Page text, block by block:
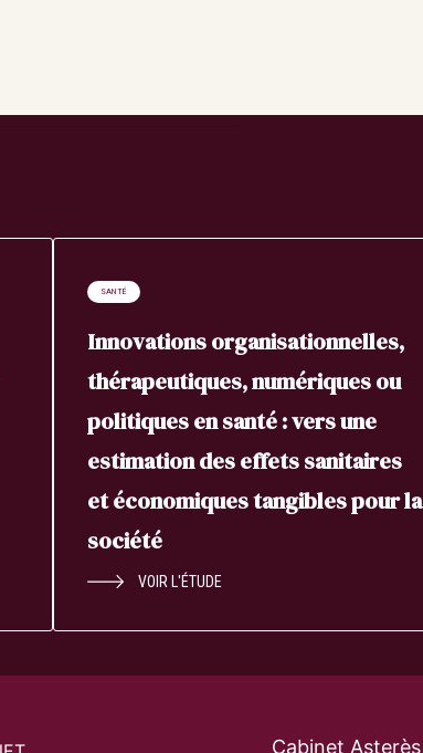
SANTÉ
Innovations organisationnelles,
thérapeutiques, numériques ou
politiques en santé : vers une
estimation des effets sanitaires
et économiques tangibles pour la
société
VOIR L'ÉTUDE
Cabinet Asterès